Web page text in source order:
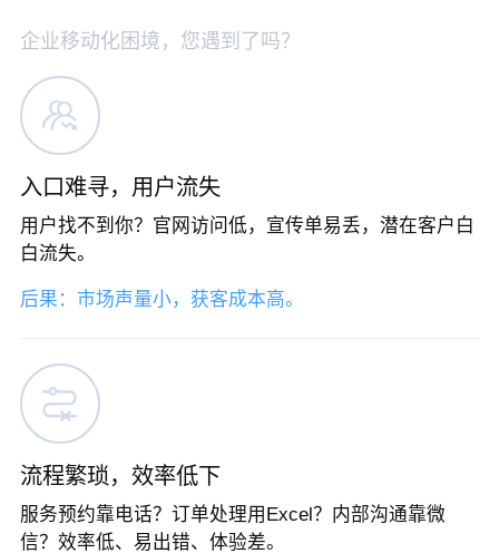
企业移动化困境，您遇到了吗？
入口难寻，用户流失
用户找不到你？官网访问低，宣传单易丢，潜在客户白
白流失。
后果：市场声量小，获客成本高。
流程繁琐，效率低下
服务预约靠电话？订单处理用Excel？内部沟通靠微
信？效率低、易出错、体验差。